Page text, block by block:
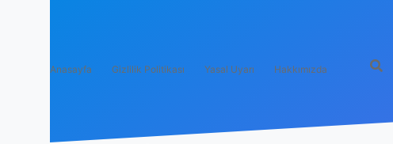
Anasayfa Gizlilik Politikası Yasal Uyarı Hakkımızda